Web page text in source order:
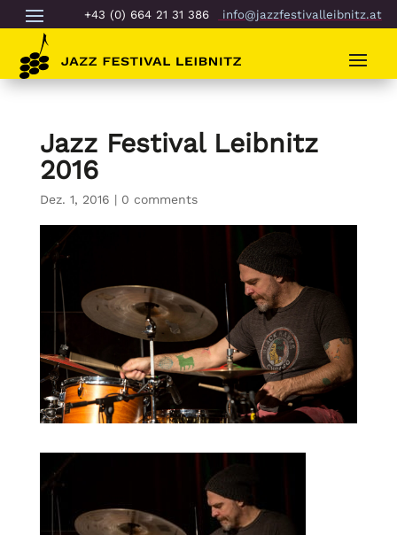
+43 (0) 664 21 31 386 info@jazzfestivalleibnitz.at
Jazz Festival Leibnitz
2016
Dez. 1, 2016 | 0 comments